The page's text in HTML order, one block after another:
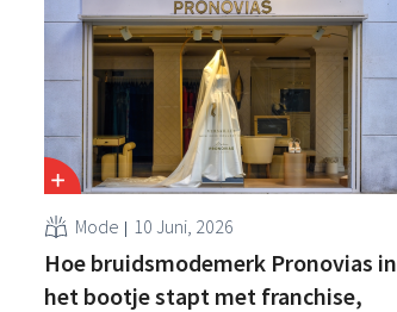
Mode 10 Juni, 2026
Hoe bruidsmodemerk Pronovias in
het bootje stapt met franchise,